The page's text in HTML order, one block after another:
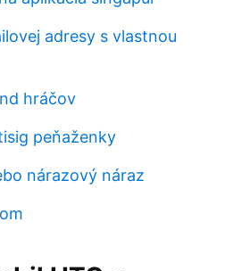
adresy s vlastnou
hráčov
peňaženky
nárazový náraz